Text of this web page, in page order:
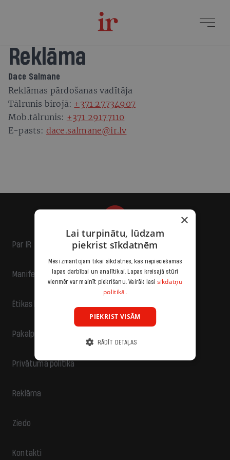
Reklāma
Dace Salmane
Reklāmas pārdošanas vadītāja
Tālrunis birojā: +371 27734907
Mob.tālrunis: +371 29177110
E-pasts: dace.salmane@ir.lv
Par IR
Manifests
Ētikas kodekss
Pakalpojumu sniegšanas noteikumi
Privātuma politika
Reklāma
Ziedo
Kontakti
×
Lai turpinātu, lūdzam
piekrist sīkdatnēm
Mēs izmantojam tikai sīkdatnes, kas nepieciešamas
lapas darbībai un analītikai. Lapas kreisajā stūrī
vienmēr var mainīt piekrišanu. Vairāk lasi sīkdatņu
politikā.
PIEKRIST VISĀM
RĀDĪT DETAĻAS